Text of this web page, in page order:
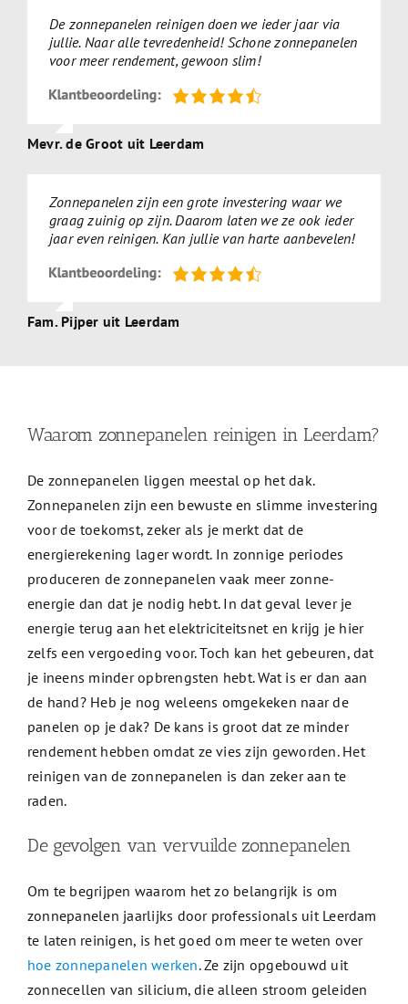
De zonnepanelen reinigen doen we ieder jaar via
jullie. Naar alle tevredenheid! Schone zonnepanelen
voor meer rendement, gewoon slim!
Mevr. de Groot uit Leerdam
Zonnepanelen zijn een grote investering waar we
graag zuinig op zijn. Daarom laten we ze ook ieder
jaar even reinigen. Kan jullie van harte aanbevelen!
Fam. Pijper uit Leerdam
Waarom zonnepanelen reinigen in Leerdam?
De zonnepanelen liggen meestal op het dak.
Zonnepanelen zijn een bewuste en slimme investering
voor de toekomst, zeker als je merkt dat de
energierekening lager wordt. In zonnige periodes
produceren de zonnepanelen vaak meer zonne-
energie dan dat je nodig hebt. In dat geval lever je
energie terug aan het elektriciteitsnet en krijg je hier
zelfs een vergoeding voor. Toch kan het gebeuren, dat
je ineens minder opbrengsten hebt. Wat is er dan aan
de hand? Heb je nog weleens omgekeken naar de
panelen op je dak? De kans is groot dat ze minder
rendement hebben omdat ze vies zijn geworden. Het
reinigen van de zonnepanelen is dan zeker aan te
raden.
De gevolgen van vervuilde zonnepanelen
Om te begrijpen waarom het zo belangrijk is om
zonnepanelen jaarlijks door professionals uit Leerdam
te laten reinigen, is het goed om meer te weten over
hoe zonnepanelen werken. Ze zijn opgebouwd uit
zonnecellen van silicium, die alleen stroom geleiden